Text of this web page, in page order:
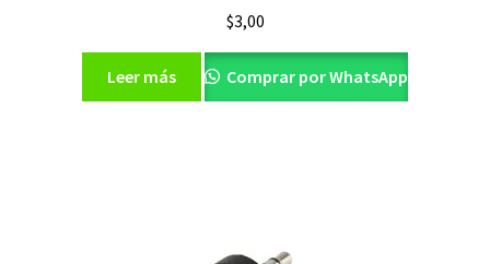
$3,00
Leer más Comprar por WhatsApp